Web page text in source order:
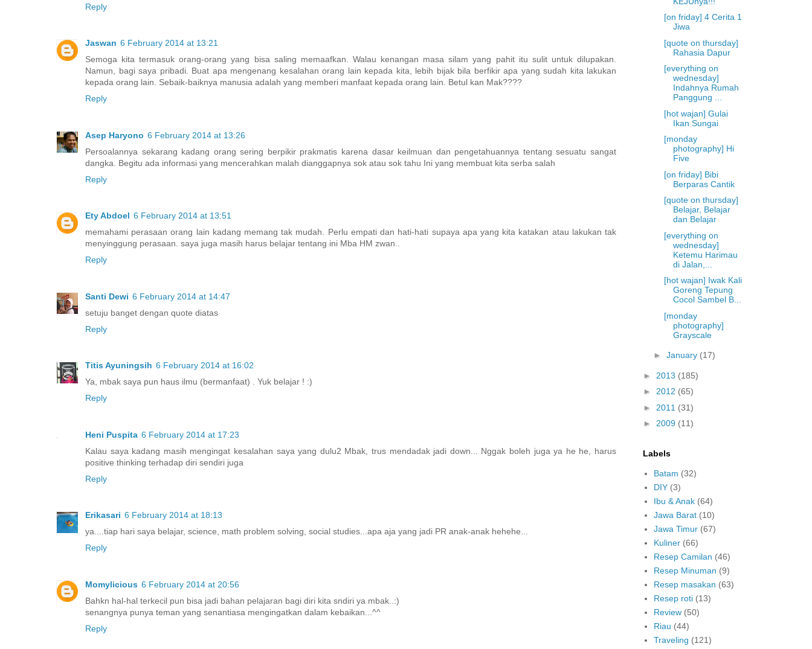
Reply
Jaswan 6 February 2014 at 13:21
Semoga kita termasuk orang-orang yang bisa saling memaafkan. Walau kenangan masa silam yang pahit itu sulit untuk dilupakan.
Namun, bagi saya pribadi. Buat apa mengenang kesalahan orang lain kepada kita, lebih bijak bila berfikir apa yang sudah kita lakukan
kepada orang lain. Sebaik-baiknya manusia adalah yang memberi manfaat kepada orang lain. Betul kan Mak????
Reply
Asep Haryono 6 February 2014 at 13:26
Persoalannya sekarang kadang orang sering berpikir prakmatis karena dasar keilmuan dan pengetahuannya tentang sesuatu sangat
dangka. Begitu ada informasi yang mencerahkan malah dianggapnya sok atau sok tahu Ini yang membuat kita serba salah
Reply
Ety Abdoel 6 February 2014 at 13:51
memahami perasaan orang lain kadang memang tak mudah. Perlu empati dan hati-hati supaya apa yang kita katakan atau lakukan tak
menyinggung perasaan. saya juga masih harus belajar tentang ini Mba HM zwan..
Reply
Santi Dewi 6 February 2014 at 14:47
setuju banget dengan quote diatas
Reply
Titis Ayuningsih 6 February 2014 at 16:02
Ya, mbak saya pun haus ilmu (bermanfaat) . Yuk belajar ! :)
Reply
Heni Puspita 6 February 2014 at 17:23
Kalau saya kadang masih mengingat kesalahan saya yang dulu2 Mbak, trus mendadak jadi down... Nggak boleh juga ya he he, harus
positive thinking terhadap diri sendiri juga
Reply
Erikasari 6 February 2014 at 18:13
ya....tiap hari saya belajar, science, math problem solving, social studies...apa aja yang jadi PR anak-anak hehehe...
Reply
Momylicious 6 February 2014 at 20:56
Bahkn hal-hal terkecil pun bisa jadi bahan pelajaran bagi diri kita sndiri ya mbak..:)
senangnya punya teman yang senantiasa mengingatkan dalam kebaikan...^^
Reply
[on friday] 4 Cerita 1
Jiwa
[quote on thursday]
Rahasia Dapur
[everything on
wednesday]
Indahnya Rumah
Panggung ...
[hot wajan] Gulai
Ikan Sungai
[monday
photography] Hi
Five
[on friday] Bibi
Berparas Cantik
[quote on thursday]
Belajar, Belajar
dan Belajar
[everything on
wednesday]
Ketemu Harimau
di Jalan,...
[hot wajan] Iwak Kali
Goreng Tepung
Cocol Sambel B...
[monday
photography]
Grayscale
► January (17)
► 2013 (185)
► 2012 (65)
► 2011 (31)
► 2009 (11)
Labels
Batam (32)
DIY (3)
Ibu & Anak (64)
Jawa Barat (10)
Jawa Timur (67)
Kuliner (66)
Resep Camilan (46)
Resep Minuman (9)
Resep masakan (63)
Resep roti (13)
Review (50)
Riau (44)
Traveling (121)